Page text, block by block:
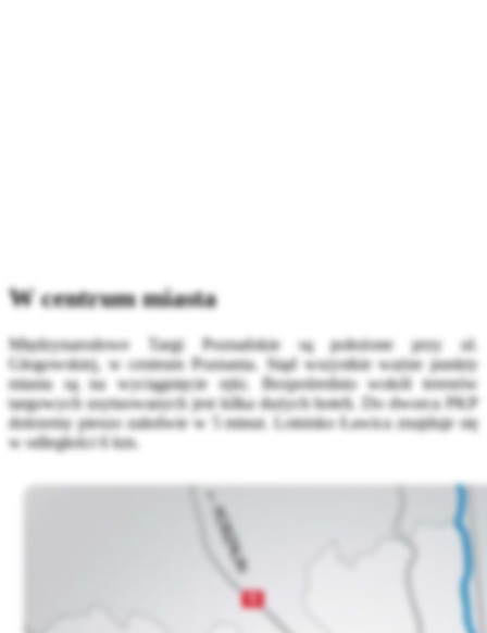
W centrum miasta
Międzynarodowe Targi Poznańskie są położone przy ul.
Głogowskiej, w centrum Poznania. Stąd wszystkie ważne punkty
miasta są na wyciągnięcie ręki. Bezpośrednio wokół terenów
targowych usytuowanych jest kilka dużych hoteli. Do dworca PKP
dotrzemy pieszo zaledwie w 5 minut. Lotnisko Ławica znajduje się
w odległości 6 km.